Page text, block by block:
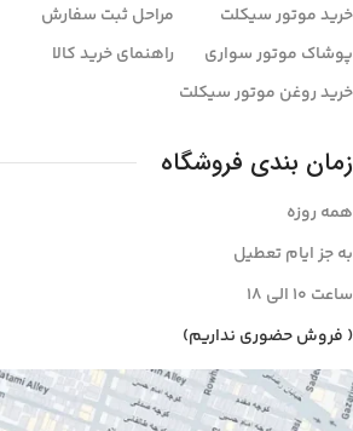
خرید موتور سیکلت
پوشاک موتور سواری
خرید روغن موتور سیکلت
مراحل ثبت سفارش
راهنمای خرید کالا
زمان بندی فروشگاه
همه روزه
به جز ایام تعطیل
ساعت ۱۰ الی ۱8
( فروش حضوری نداریم)